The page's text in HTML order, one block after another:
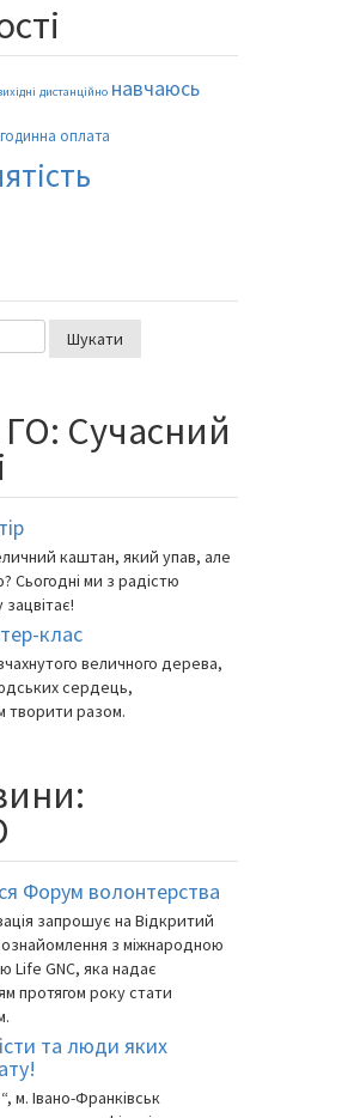
дистанційно навчаюсь
оплата
Сучасний
каштан, який упав, але
Сьогодні ми з радістю
клас
величного дерева,
сердець,
творити разом.
Форум волонтерства
запрошує на Відкритий
з міжнародною
Life GNC, яка надає
протягом року стати
та люди яких
м. Івано-Франківськ